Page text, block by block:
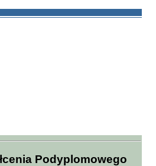
Podyplomowego